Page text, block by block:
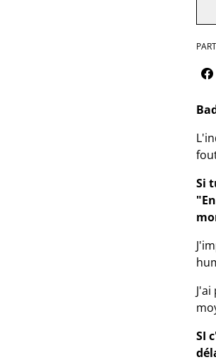
Si
SI